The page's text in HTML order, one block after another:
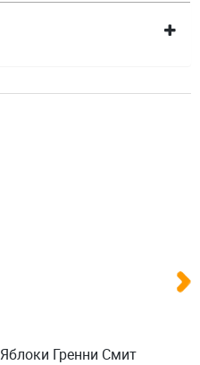
Яблоки Гренни Смит